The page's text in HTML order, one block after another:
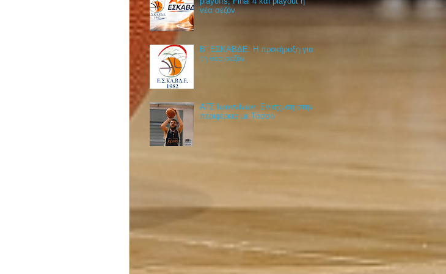
νέα σεζόν
Β΄ ΕΣΚΑΒΔΕ: Η προκήρυξη για
τη νέα σεζόν
ΑΓΣ Ιωαννίνων: Ενίσχυση στην
περιφέρεια με Τάσσο